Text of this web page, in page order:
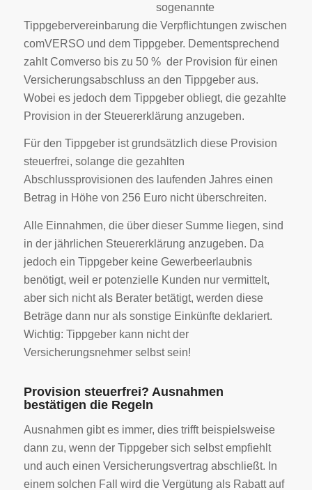
sogenannte
Tippgebervereinbarung die Verpflichtungen zwischen
comVERSO und dem Tippgeber. Dementsprechend
zahlt Comverso bis zu 50 % der Provision für einen
Versicherungsabschluss an den Tippgeber aus.
Wobei es jedoch dem Tippgeber obliegt, die gezahlte
Provision in der Steuererklärung anzugeben.
Für den Tippgeber ist grundsätzlich diese Provision
steuerfrei, solange die gezahlten
Abschlussprovisionen des laufenden Jahres einen
Betrag in Höhe von 256 Euro nicht überschreiten.
Alle Einnahmen, die über dieser Summe liegen, sind
in der jährlichen Steuererklärung anzugeben. Da
jedoch ein Tippgeber keine Gewerbeerlaubnis
benötigt, weil er potenzielle Kunden nur vermittelt,
aber sich nicht als Berater betätigt, werden diese
Beträge dann nur als sonstige Einkünfte deklariert.
Wichtig: Tippgeber kann nicht der
Versicherungsnehmer selbst sein!
Provision steuerfrei? Ausnahmen
bestätigen die Regeln
Ausnahmen gibt es immer, dies trifft beispielsweise
dann zu, wenn der Tippgeber sich selbst empfiehlt
und auch einen Versicherungsvertrag abschließt. In
einem solchen Fall wird die Vergütung als Rabatt auf